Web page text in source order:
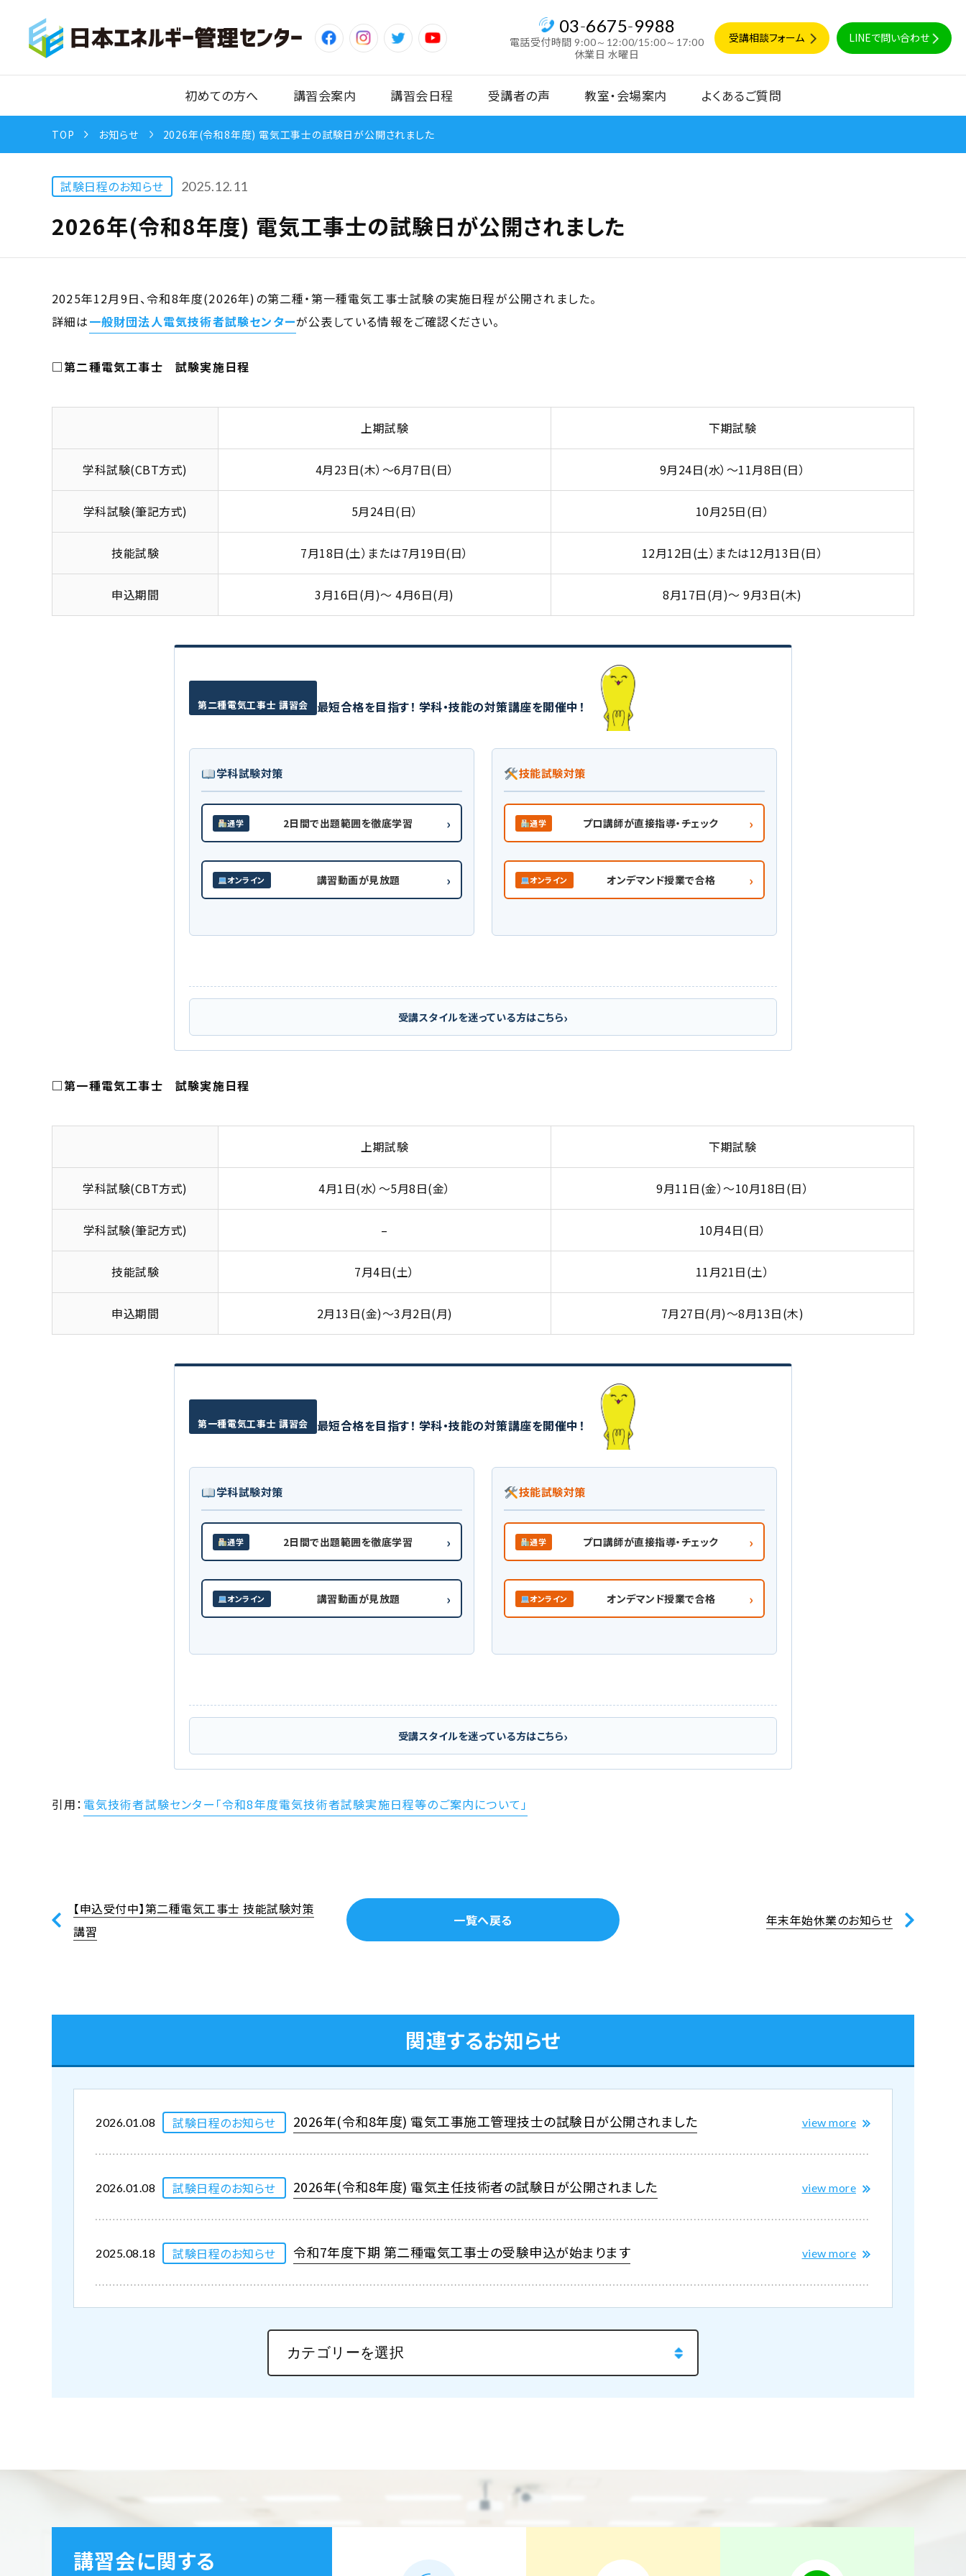
03-6675-9988
電話受付時間 9:00～12:00/15:00～17:00
休業日 水曜日
受講相談フォーム LINEで問い合わせ
初めての方へ 講習会案内 講習会日程 受講者の声 教室・会場案内 よくあるご質問
TOP お知らせ 2026年(令和8年度) 電気工事士の試験日が公開されました
試験日程のお知らせ 2025.12.11
2026年(令和8年度) 電気工事士の試験日が公開されました
2025年12月9日、令和8年度(2026年)の第二種・第一種電気工事士試験の実施日程が公開されました。
詳細は一般財団法人電気技術者試験センターが公表している情報をご確認ください。
□第二種電気工事士 試験実施日程
上期試験 下期試験
学科試験(CBT方式) 4月23日(木）～6月7日(日） 9月24日(水）～11月8日(日）
学科試験(筆記方式) 5月24日(日） 10月25日(日）
技能試験 7月18日(土）または7月19日(日） 12月12日(土）または12月13日(日）
申込期間 3月16日(月)～ 4月6日(月) 8月17日(月)～ 9月3日(木)
第二種電気工事士 講習会 最短合格を目指す！ 学科・技能の対策講座を開催中！
学科試験対策
通学 2日間で出題範囲を徹底学習 ›
オンライン 講習動画が見放題 ›
技能試験対策
通学 プロ講師が直接指導・チェック ›
オンライン オンデマンド授業で合格 ›
受講スタイルを迷っている方はこちら›
□第一種電気工事士 試験実施日程
上期試験 下期試験
学科試験(CBT方式) 4月1日(水）～5月8日(金） 9月11日(金）～10月18日(日）
学科試験(筆記方式) – 10月4日(日）
技能試験 7月4日(土） 11月21日(土）
申込期間 2月13日(金)～3月2日(月) 7月27日(月)～8月13日(木)
第一種電気工事士 講習会 最短合格を目指す！ 学科・技能の対策講座を開催中！
学科試験対策
通学 2日間で出題範囲を徹底学習 ›
オンライン 講習動画が見放題 ›
技能試験対策
通学 プロ講師が直接指導・チェック ›
オンライン オンデマンド授業で合格 ›
受講スタイルを迷っている方はこちら›
引用： 電気技術者試験センター「令和8年度電気技術者試験実施日程等のご案内について」
【申込受付中】第二種電気工事士 技能試験対策
講習
一覧へ戻る 年末年始休業のお知らせ
関連するお知らせ
2026.01.08 試験日程のお知らせ 2026年(令和8年度) 電気工事施工管理技士の試験日が公開されました view more
2026.01.08 試験日程のお知らせ 2026年(令和8年度) 電気主任技術者の試験日が公開されました view more
2025.08.18 試験日程のお知らせ 令和7年度下期 第二種電気工事士の受験申込が始まります view more
講習会に関する